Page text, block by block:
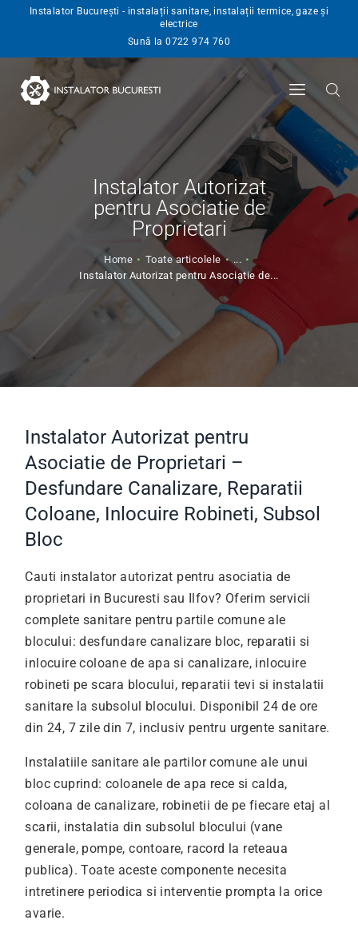
Instalator București - instalații sanitare, instalații termice, gaze și
electrice
Sună la 0722 974 760
Instalator Autorizat
pentru Asociatie de
Proprietari
Home Toate articolele
...
Instalator Autorizat pentru Asociatie de...
INSTALATOR
SERVICII
BLOG
ANGAJARI
Instalator Autorizat pentru
Asociatie de Proprietari –
Desfundare Canalizare, Reparatii
Coloane, Inlocuire Robineti, Subsol
Bloc
Cauti instalator autorizat pentru asociatia de
proprietari in Bucuresti sau Ilfov? Oferim servicii
complete sanitare pentru partile comune ale
blocului: desfundare canalizare bloc, reparatii si
inlocuire coloane de apa si canalizare, inlocuire
robineti pe scara blocului, reparatii tevi si instalatii
sanitare la subsolul blocului. Disponibil 24 de ore
din 24, 7 zile din 7, inclusiv pentru urgente sanitare.
Instalatiile sanitare ale partilor comune ale unui
bloc cuprind: coloanele de apa rece si calda,
coloana de canalizare, robinetii de pe fiecare etaj al
scarii, instalatia din subsolul blocului (vane
generale, pompe, contoare, racord la reteaua
publica). Toate aceste componente necesita
intretinere periodica si interventie prompta la orice
avarie.